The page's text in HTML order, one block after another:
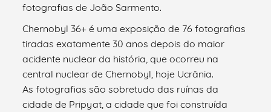
fotografias de João Sarmento.
Chernobyl 36+ é uma exposição de 76 fotografias
tiradas exatamente 30 anos depois do maior
acidente nuclear da história, que ocorreu na
central nuclear de Chernobyl, hoje Ucrânia.
As fotografias são sobretudo das ruínas da
cidade de Pripyat, a cidade que foi construída